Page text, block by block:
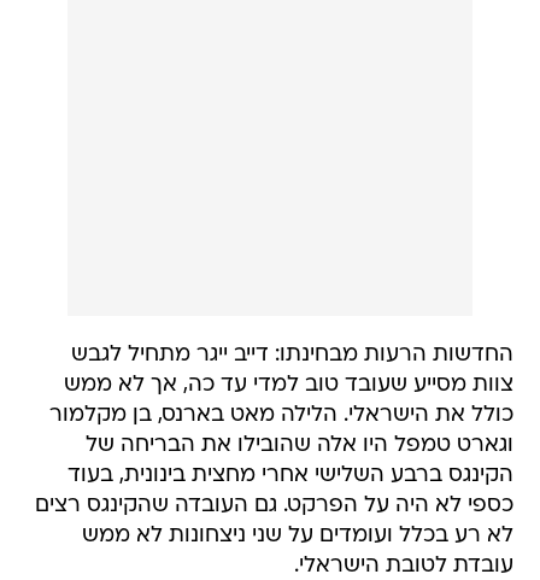
החדשות הרעות מבחינתו: דייב ייגר מתחיל לגבש
צוות מסייע שעובד טוב למדי עד כה, אך לא ממש
כולל את הישראלי. הלילה מאט בארנס, בן מקלמור
וגארט טמפל היו אלה שהובילו את הבריחה של
הקינגס ברבע השלישי אחרי מחצית בינונית, בעוד
כספי לא היה על הפרקט. גם העובדה שהקינגס רצים
לא רע בכלל ועומדים על שני ניצחונות לא ממש
עובדת לטובת הישראלי.